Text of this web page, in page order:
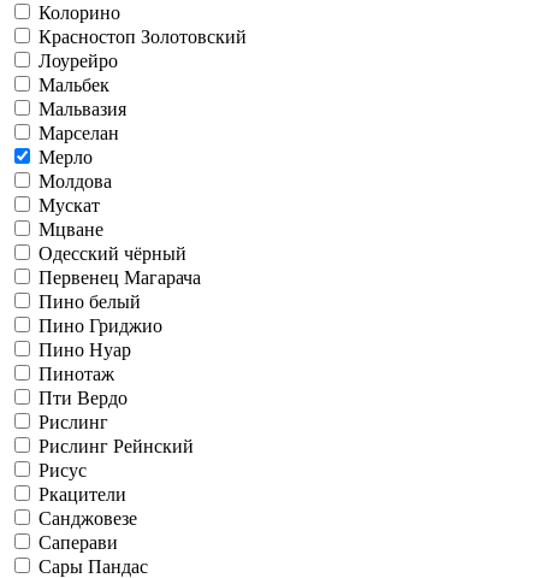
Колорино
Красностоп Золотовский
Лоурейро
Мальбек
Мальвазия
Марселан
Мерло
Молдова
Мускат
Мцване
Одесский чёрный
Первенец Магарача
Пино белый
Пино Гриджио
Пино Нуар
Пинотаж
Пти Вердо
Рислинг
Рислинг Рейнский
Рисус
Ркацители
Санджовезе
Саперави
Сары Пандас